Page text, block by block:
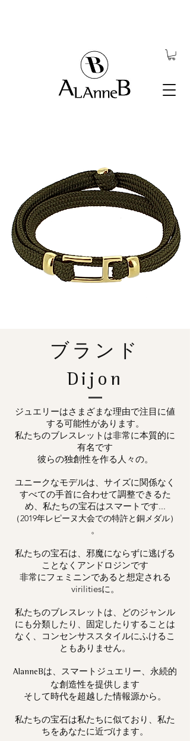
ブランド
Dijon
ジュエリーはさまざまな理由で注目に値
する可能性があります。
私たちのブレスレットは非常に本質的に
有名です
彼らの独創性を作る人々の。
ユニークなモデルは、サイズに関係なく
すべての手首に合わせて調整できるた
め、私たちの宝石はスマートです...
（2019年レピーヌ大会での特許と銅メダル）
。
私たちの宝石は、邪魔にならずに逃げる
ことなくアンドロジンです
非常にフェミニンであると想定される
virilitiesに。
私たちのブレスレットは、どのジャンル
にも分類したり、固定したりすることは
なく、コンセンサススタイルにふけるこ
ともありません。
AlanneBは、スマートジュエリー、永続的
な創造性を提供します
そして時代を超越した情報源から。
私たちの宝石は私たちに似ており、私た
ちをあなたに近づけます。